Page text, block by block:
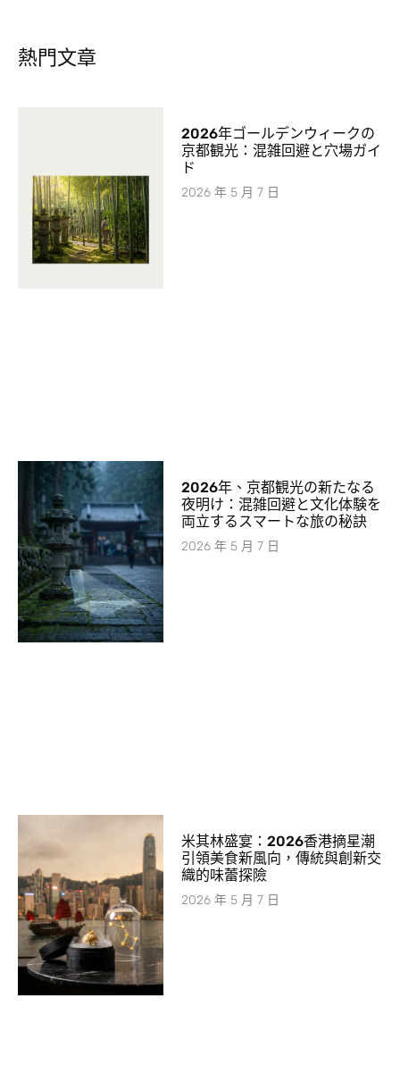
熱門文章
2026年ゴールデンウィークの
京都観光：混雑回避と穴場ガイ
ド
2026 年 5 月 7 日
2026年、京都観光の新たなる
夜明け：混雑回避と文化体験を
両立するスマートな旅の秘訣
2026 年 5 月 7 日
米其林盛宴：2026香港摘星潮
引領美食新風向，傳統與創新交
織的味蕾探險
2026 年 5 月 7 日